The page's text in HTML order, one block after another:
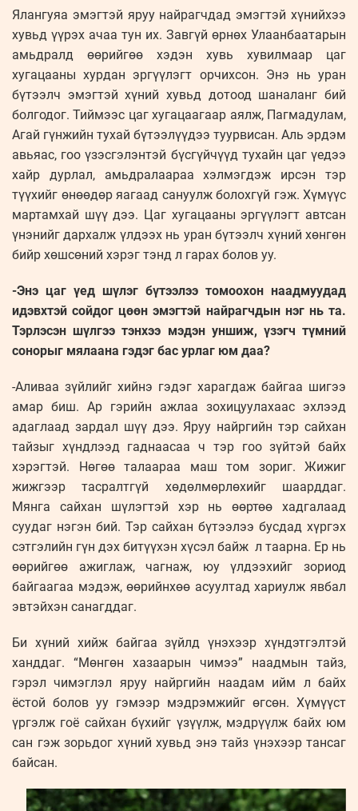
Ялангуяа эмэгтэй яруу найрагчдад эмэгтэй хүнийхээ
хувьд үүрэх ачаа тун их. Завгүй өрнөх Улаанбаатарын
амьдралд өөрийгөө хэдэн хувь хувилмаар цаг
хугацааны хурдан эргүүлэгт орчихсон. Энэ нь уран
бүтээлч эмэгтэй хүний хувьд дотоод шаналанг бий
болгодог. Тиймээс цаг хугацаагаар аялж, Пагмадулам,
Агай гүнжийн тухай бүтээлүүдээ туурвисан. Аль эрдэм
авьяас, гоо үзэсгэлэнтэй бүсгүйчүүд тухайн цаг үедээ
хайр дурлал, амьдралаараа хэлмэгдэж ирсэн тэр
түүхийг өнөөдөр яагаад сануулж болохгүй гэж. Хүмүүс
мартамхай шүү дээ. Цаг хугацааны эргүүлэгт автсан
үнэнийг дархалж үлдээх нь уран бүтээлч хүний хөнгөн
бийр хөшсөний хэрэг тэнд л гарах болов уу.
-Энэ цаг үед шүлэг бүтээлээ томоохон наадмуудад
идэвхтэй сойдог цөөн эмэгтэй найрагчдын нэг нь та.
Тэрлэсэн шүлгээ тэнхээ мэдэн уншиж, үзэгч түмний
сонорыг мялаана гэдэг бас урлаг юм даа?
-Аливаа зүйлийг хийнэ гэдэг харагдаж байгаа шигээ
амар биш. Ар гэрийн ажлаа зохицуулахаас эхлээд
адаглаад зардал шүү дээ. Яруу найргийн тэр сайхан
тайзыг хүндлээд гаднаасаа ч тэр гоо зүйтэй байх
хэрэгтэй. Нөгөө талаараа маш том зориг. Жижиг
жижгээр тасралтгүй хөдөлмөрлөхийг шаарддаг.
Мянга сайхан шүлэгтэй хэр нь өөртөө хадгалаад
суудаг нэгэн бий. Тэр сайхан бүтээлээ бусдад хүргэх
сэтгэлийн гүн дэх битүүхэн хүсэл байж л таарна. Ер нь
өөрийгөө ажиглаж, чагнаж, юу үлдээхийг зориод
байгаагаа мэдэж, өөрийнхөө асуултад хариулж явбал
эвтэйхэн санагддаг.
Би хүний хийж байгаа зүйлд үнэхээр хүндэтгэлтэй
ханддаг. “Мөнгөн хазаарын чимээ” наадмын тайз,
гэрэл чимэглэл яруу найргийн наадам ийм л байх
ёстой болов уу гэмээр мэдрэмжийг өгсөн. Хүмүүст
үргэлж гоё сайхан бүхийг үзүүлж, мэдрүүлж байх юм
сан гэж зорьдог хүний хувьд энэ тайз үнэхээр тансаг
байсан.